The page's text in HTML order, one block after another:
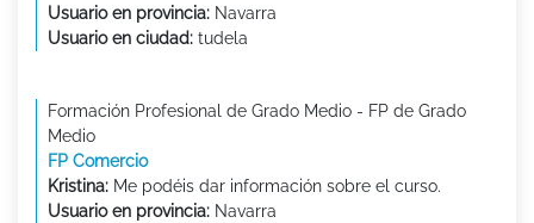
Usuario en provincia: Navarra
Usuario en ciudad: tudela
Formación Profesional de Grado Medio - FP de Grado
Medio
FP Comercio
Kristina: Me podéis dar información sobre el curso.
Usuario en provincia: Navarra